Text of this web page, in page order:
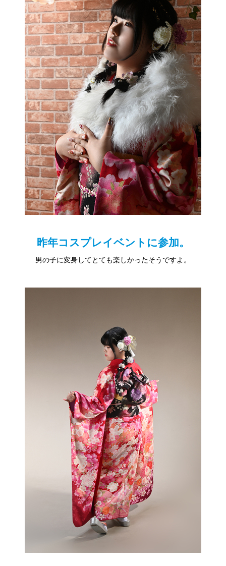
昨年コスプレイベントに参加。
男の子に変身してとても楽しかったそうですよ。